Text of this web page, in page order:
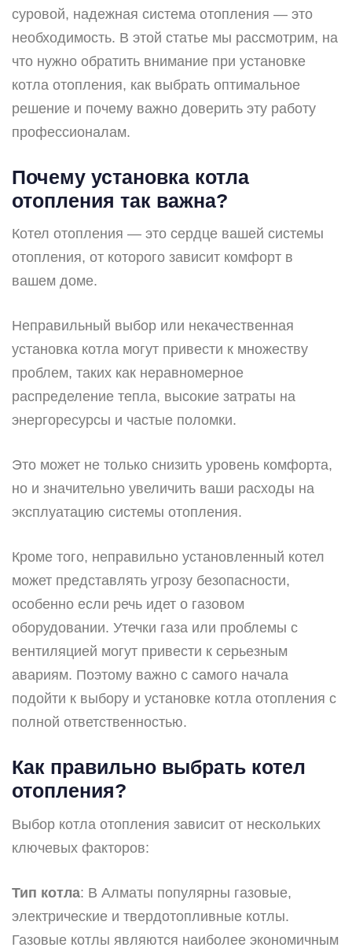
суровой, надежная система отопления — это
необходимость. В этой статье мы рассмотрим, на
что нужно обратить внимание при установке
котла отопления, как выбрать оптимальное
решение и почему важно доверить эту работу
профессионалам.
Почему установка котла
отопления так важна?
Котел отопления — это сердце вашей системы
отопления, от которого зависит комфорт в
вашем доме.
Неправильный выбор или некачественная
установка котла могут привести к множеству
проблем, таких как неравномерное
распределение тепла, высокие затраты на
энергоресурсы и частые поломки.
Это может не только снизить уровень комфорта,
но и значительно увеличить ваши расходы на
эксплуатацию системы отопления.
Кроме того, неправильно установленный котел
может представлять угрозу безопасности,
особенно если речь идет о газовом
оборудовании. Утечки газа или проблемы с
вентиляцией могут привести к серьезным
авариям. Поэтому важно с самого начала
подойти к выбору и установке котла отопления с
полной ответственностью.
Как правильно выбрать котел
отопления?
Выбор котла отопления зависит от нескольких
ключевых факторов:
Тип котла: В Алматы популярны газовые,
электрические и твердотопливные котлы.
Газовые котлы являются наиболее экономичным